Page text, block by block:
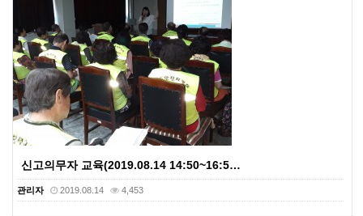
신고의무자 교육(2019.08.14 14:50~16:5…
관리자 2019.08.14 4,453